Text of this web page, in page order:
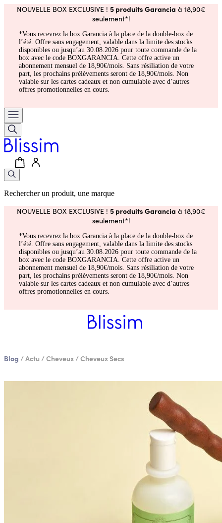
NOUVELLE BOX EXCLUSIVE ! 5 produits Garancia à 18,90€
seulement*!
*Vous recevrez la box Garancia à la place de la double-box de
l’été. Offre sans engagement, valable dans la limite des stocks
disponibles ou jusqu’au 30.08.2026 pour toute commande de la
box avec le code BOXGARANCIA. Cette offre active un
abonnement mensuel de 18,90€/mois. Sans résiliation de votre
part, les prochains prélèvements seront de 18,90€/mois. Non
valable sur les cartes cadeaux et non cumulable avec d’autres
offres promotionnelles en cours.
Rechercher un produit, une marque
NOUVELLE BOX EXCLUSIVE ! 5 produits Garancia à 18,90€
seulement*!
*Vous recevrez la box Garancia à la place de la double-box de
l’été. Offre sans engagement, valable dans la limite des stocks
disponibles ou jusqu’au 30.08.2026 pour toute commande de la
box avec le code BOXGARANCIA. Cette offre active un
abonnement mensuel de 18,90€/mois. Sans résiliation de votre
part, les prochains prélèvements seront de 18,90€/mois. Non
valable sur les cartes cadeaux et non cumulable avec d’autres
offres promotionnelles en cours.
Blog / Actu / Cheveux/ Cheveux Secs